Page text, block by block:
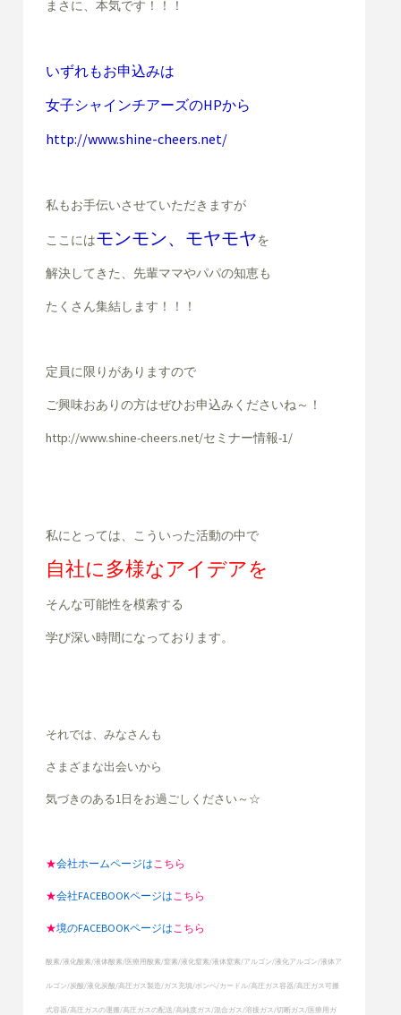
まさに、本気です！！！
いずれもお申込みは
女子シャインチアーズのHPから
http://www.shine-cheers.net/
私もお手伝いさせていただきますが
ここにはモンモン、モヤモヤを
解決してきた、 先輩ママやパパの知恵も
たくさん集結します！！！
定員に限りがありますので
ご興味おありの方はぜひお申込みくださいね～！
http://www.shine-cheers.net/セミナー情報-1/
私にとっては、こういった活動の中で
自社に多様なアイデアを
そんな可能性を模索する
学び深い時間になっております。
それでは、みなさんも
さまざまな出会いから
気づきのある1日をお過ごしください～☆
★会社ホームページは こちら
★会社FACEBOOKページは こちら
★境のFACEBOOKページは こちら
酸素/液化酸素/液体酸素/医療用酸素/窒素/液化窒素/液体窒素/アルゴン/液化アルゴン/液体ア
ルゴン/炭酸/液化炭酸/高圧ガス製造/ガス充填/ボンベ/カードル/高圧ガス容器/高圧ガス可搬
式容器/高圧ガスの運搬/高圧ガスの配送/高純度ガス/混合ガス/溶接ガス/切断ガス/医療用ガ